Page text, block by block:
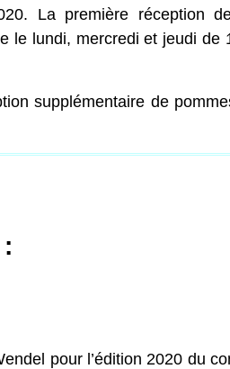
La première réception
le lundi, mercredi et jeudi de
supplémentaire de
pour l’édition 2020 du